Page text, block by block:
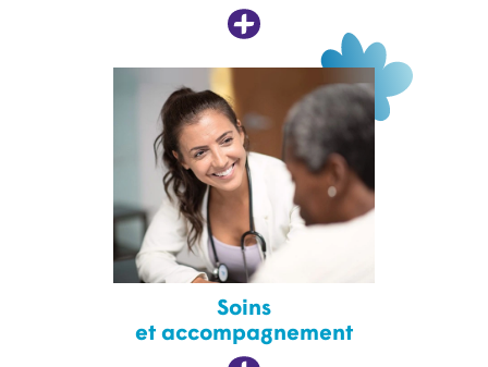
Soins
et accompagnement